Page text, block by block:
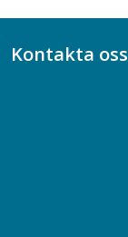
Kontakta oss